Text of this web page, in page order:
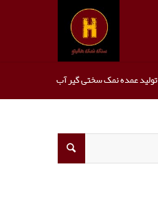
تولید عمده نمک سختی گیر آب